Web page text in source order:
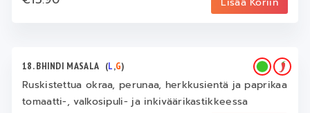
18. BHINDI MASALA (L,G)
Ruskistettua okraa, perunaa, herkkusientä ja paprikaa
tomaatti-, valkosipuli- ja inkiväärikastikkeessa